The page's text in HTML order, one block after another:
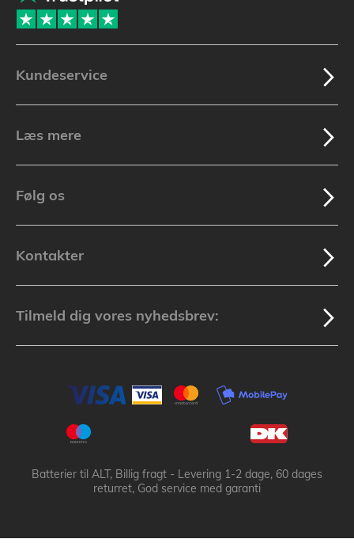
Kundeservice
Læs mere
Følg os
Kontakter
Tilmeld dig vores nyhedsbrev:
Batterier til ALT, Billig fragt - Levering 1-2 dage, 60 dages
returret, God service med garanti